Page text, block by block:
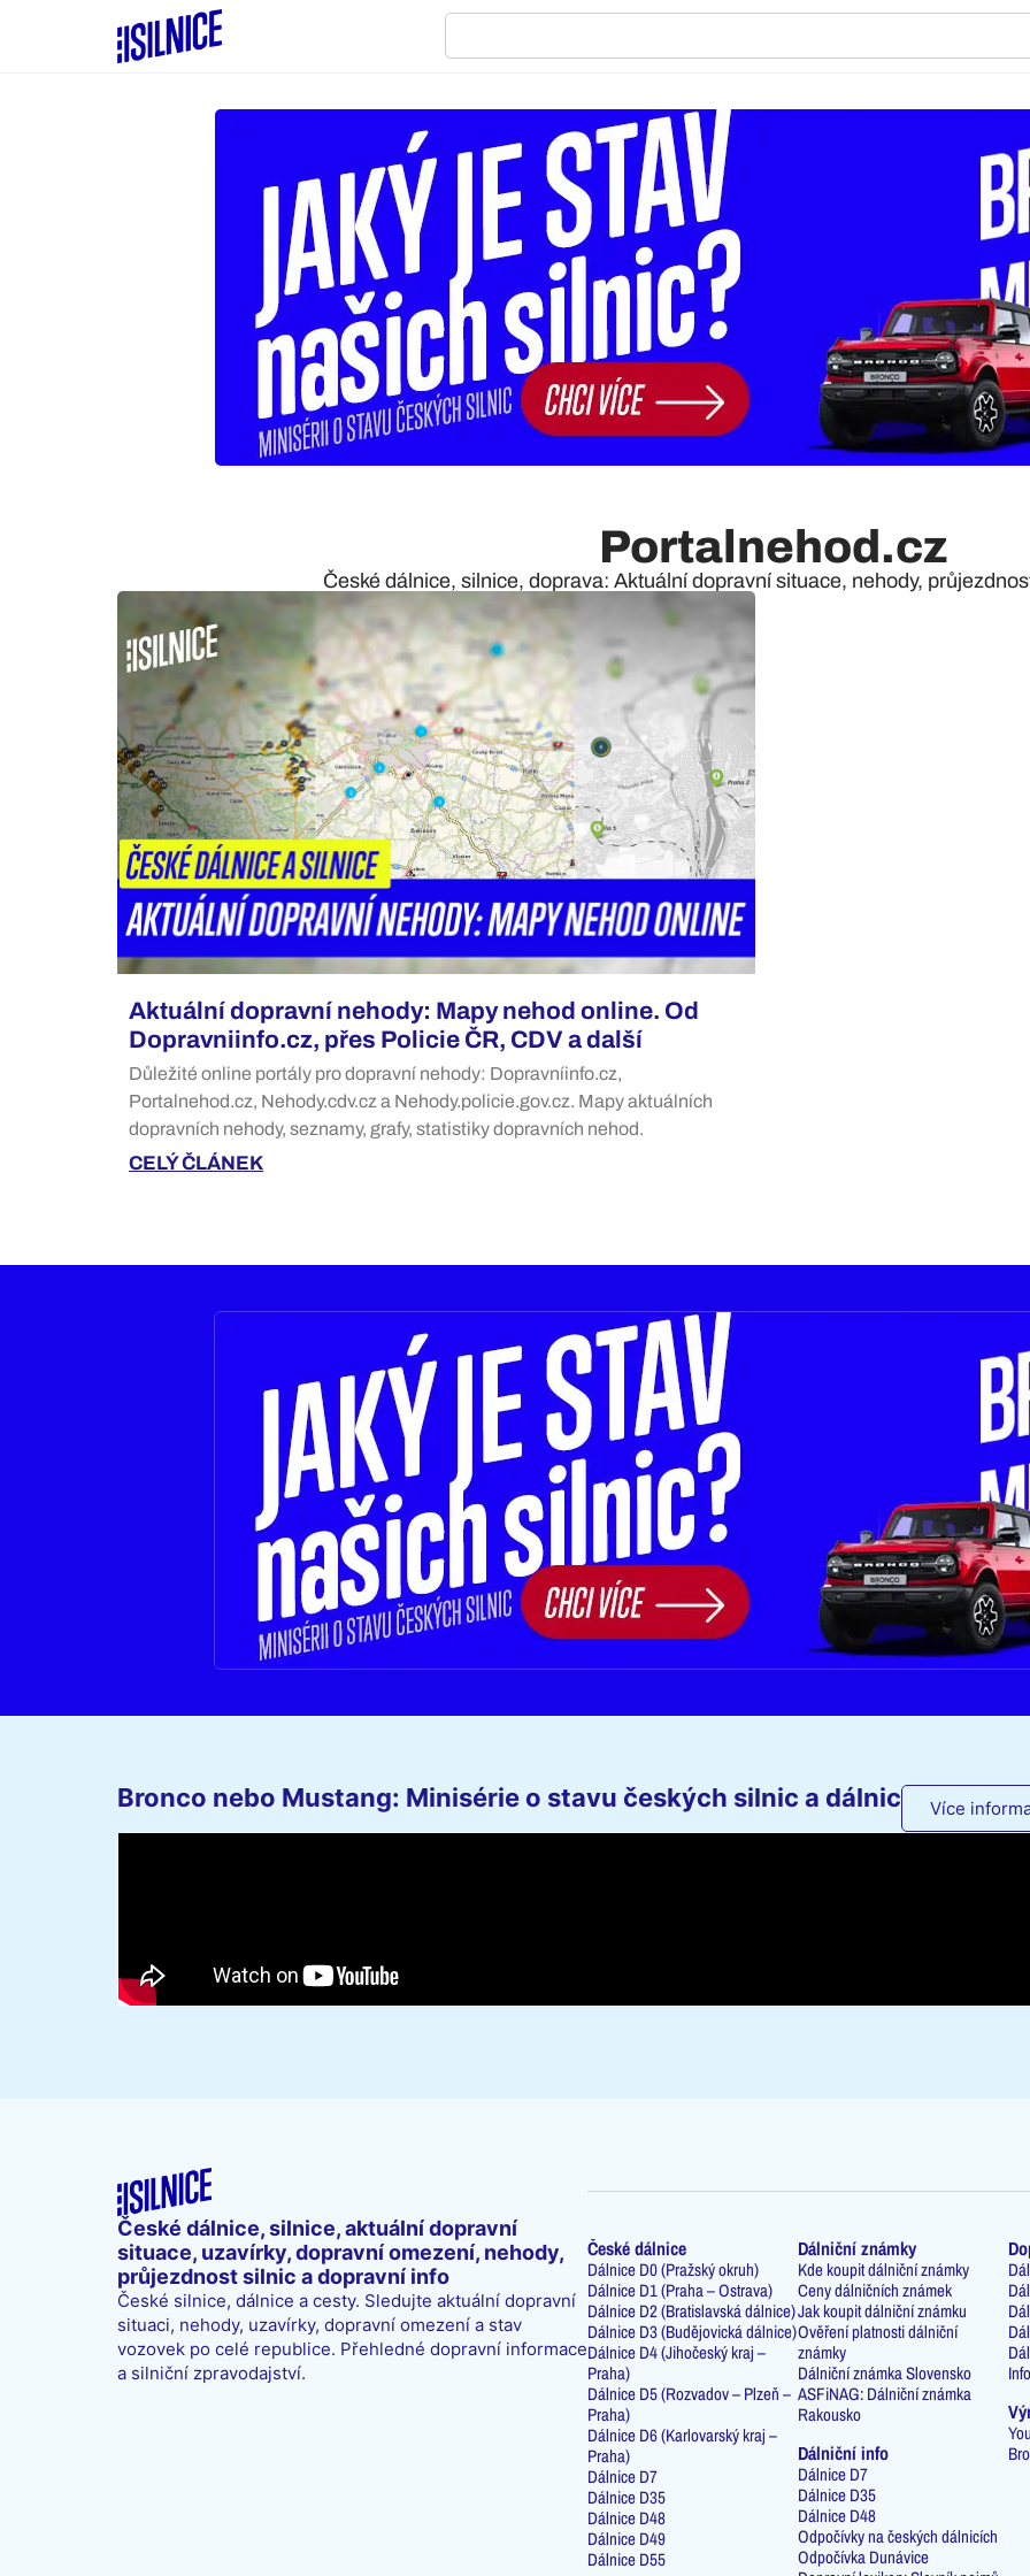
Portalnehod.cz
České dálnice, silnice, doprava: Aktuální dopravní situace, nehody,
Aktuální dopravní nehody: Mapy nehod online. Od
Dopravniinfo.cz, přes Policie ČR, CDV a další
Důležité online portály pro dopravní nehody: Dopravníinfo.cz,
Portalnehod.cz, Nehody.cdv.cz a Nehody.policie.gov.cz. Mapy aktuálních
dopravních nehody, seznamy, grafy, statistiky dopravních nehod.
CELÝ ČLÁNEK
Bronco nebo Mustang: Minisérie o stavu českých silnic a dálnic Více
České dálnice, silnice, aktuální dopravní
situace, uzavírky, dopravní omezení, nehody,
průjezdnost silnic a dopravní info
České silnice, dálnice a cesty. Sledujte aktuální dopravní
situaci, nehody, uzavírky, dopravní omezení a stav
vozovek po celé republice. Přehledné dopravní informace
a silniční zpravodajství.
České dálnice
Dálnice D0 (Pražský okruh)
Dálnice D1 (Praha – Ostrava)
Dálnice D2 (Bratislavská dálnice)
Dálnice D3 (Budějovická dálnice)
Dálnice D4 (Jihočeský kraj –
Praha)
Dálnice D5 (Rozvadov – Plzeň –
Praha)
Dálnice D6 (Karlovarský kraj –
Praha)
Dálnice D7
Dálnice D35
Dálnice D48
Dálnice D49
Dálnice D55
Dálniční známky
Kde koupit dálniční známky
Ceny dálničních známek
Jak koupit dálniční známku
Ověření platnosti dálniční
známky
Dálniční známka Slovensko
ASFiNAG: Dálniční známka
Rakousko
Dálniční info
Dálnice D7
Dálnice D35
Dálnice D48
Odpočívky na českých dálnicích
Odpočívka Dunávice